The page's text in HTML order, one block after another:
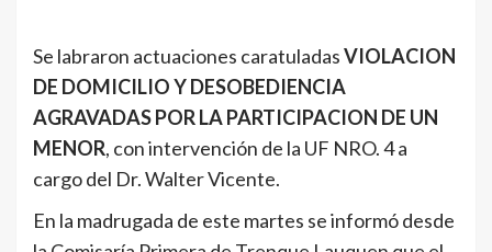
Se labraron actuaciones caratuladasVIOLACION
DE DOMICILIO Y DESOBEDIENCIA
AGRAVADAS POR LA PARTICIPACION DE UN
MENOR, con intervención de la UF NRO. 4 a
cargo del Dr. Walter Vicente.
En la madrugada de este martes se informó desde